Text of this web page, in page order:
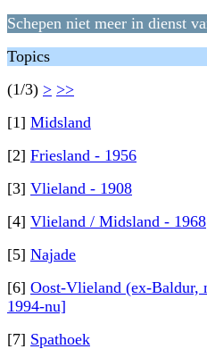
Schepen niet meer in dienst
Topics
(1/3) > >>
[1] Midsland
[2] Friesland - 1956
[3] Vlieland - 1908
[4] Vlieland / Midsland - 1968
[5] Najade
[6] Oost-Vlieland (ex-Baldur,
1994-nu]
[7] Spathoek